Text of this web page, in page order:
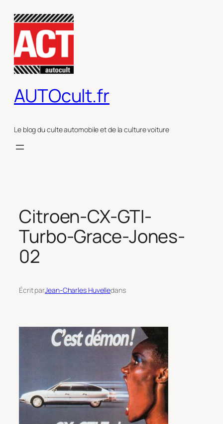
contenu
AUTOcult.fr
Le blog du culte automobile et de la culture voiture
Citroen-CX-GTI-
Turbo-Grace-Jones-
02
Écrit parJean-Charles Huvelledans